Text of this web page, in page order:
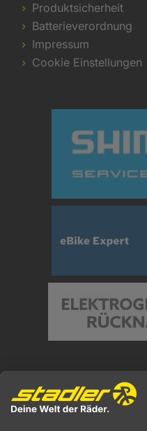
Produktsicherheit
Batterieverordnung
Impressum
Cookie Einstellungen